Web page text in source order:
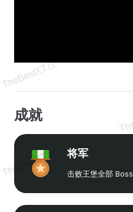
成就
将军
击败王堡全部 Boss